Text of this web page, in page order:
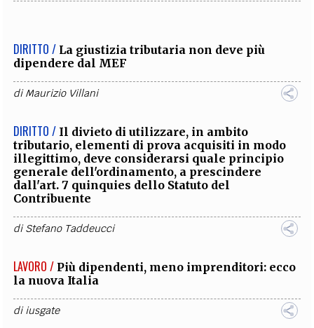
DIRITTO / La giustizia tributaria non deve più
dipendere dal MEF
diMaurizio Villani
DIRITTO / Il divieto di utilizzare, in ambito
tributario, elementi di prova acquisiti in modo
illegittimo, deve considerarsi quale principio
generale dell'ordinamento, a prescindere
dall'art. 7 quinquies dello Statuto del
Contribuente
diStefano Taddeucci
LAVORO / Più dipendenti, meno imprenditori: ecco
la nuova Italia
diiusgate